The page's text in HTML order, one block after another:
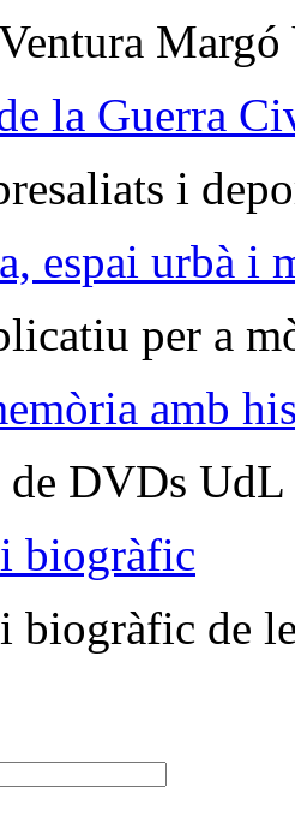
Margó
la Guerra
i
espai urbà i
per a
amb
de DVDs UdL
biogràfic
biogràfic de